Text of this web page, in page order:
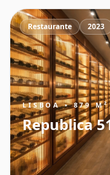
Restaurante 2023
LISBOA • 879 M²
Republica